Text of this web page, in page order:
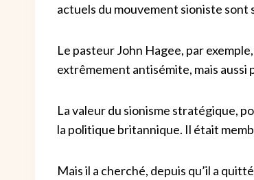
actuels du mouvement sioniste
Le pasteur John Hagee, par
extrêmement antisémite, mais aussi
La valeur du sionisme stratégique,
la politique britannique. Il était
Mais il a cherché, depuis qu’il a